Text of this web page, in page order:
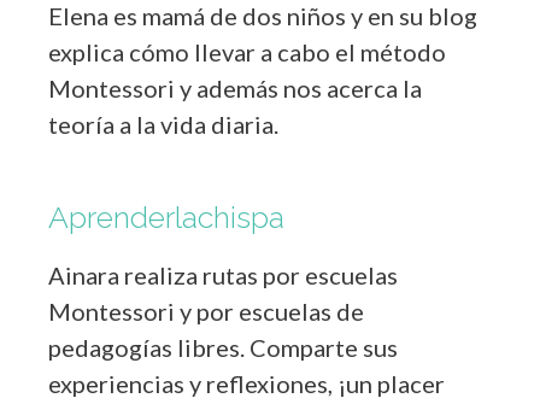
Elena es mamá de dos niños y en su blog
explica cómo llevar a cabo el método
Montessori y además nos acerca la
teoría a la vida diaria.
Aprenderlachispa
Ainara realiza rutas por escuelas
Montessori y por escuelas de
pedagogías libres. Comparte sus
experiencias y reflexiones, ¡un placer